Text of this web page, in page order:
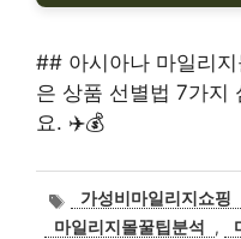
## 아시아나 마일리
은 상품 선별법 7가지
요. ✈️💰
태
그
가성비마일리지쇼핑
마일리지몰꿀팁분석
,